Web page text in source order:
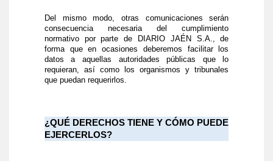
Del mismo modo, otras comunicaciones serán
consecuencia necesaria del cumplimiento
normativo por parte de DIARIO JAÉN S.A., de
forma que en ocasiones deberemos facilitar los
datos a aquellas autoridades públicas que lo
requieran, así como los organismos y tribunales
que puedan requerirlos.
¿QUÉ DERECHOS TIENE Y CÓMO PUEDE
EJERCERLOS?